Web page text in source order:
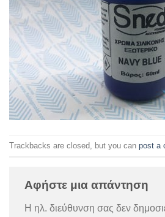
Trackbacks are closed, but you can post a
Αφήστε μια απάντηση
Η ηλ. διεύθυνση σας δεν